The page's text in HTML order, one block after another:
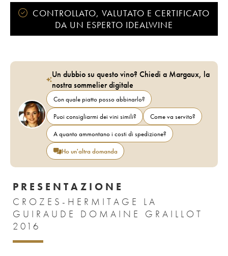
CONTROLLATO, VALUTATO E CERTIFICATO
DA UN ESPERTO IDEALWINE
Un dubbio su questo vino? Chiedi a Margaux, la
nostra sommelier digitale
Con quale piatto posso abbinarlo?
Puoi consigliarmi dei vini simili?
Come va servito?
A quanto ammontano i costi di spedizione?
Ho un'altra domanda
PRESENTAZIONE
CROZES-HERMITAGE LA
GUIRAUDE DOMAINE GRAILLOT
2016